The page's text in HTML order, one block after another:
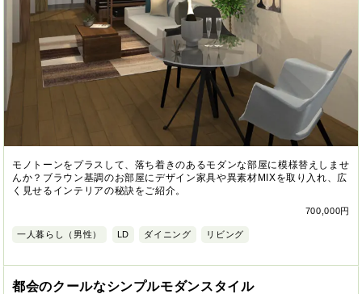
モノトーンをプラスして、落ち着きのあるモダンな部屋に模様替えしませ
んか？ブラウン基調のお部屋にデザイン家具や異素材MIXを取り入れ、広
く見せるインテリアの秘訣をご紹介。
700,000円
一人暮らし（男性） LD ダイニング リビング
都会のクールなシンプルモダンスタイル